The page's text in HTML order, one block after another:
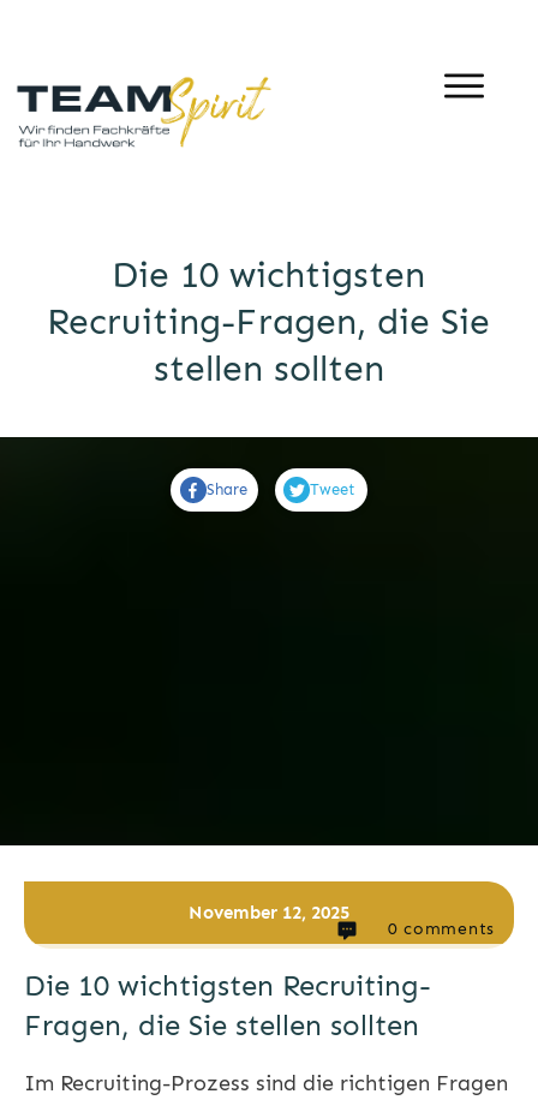
Die 10 wichtigsten
Recruiting-Fragen, die Sie
stellen sollten
Share Tweet
November 12, 2025
0 comments
Die 10 wichtigsten Recruiting-
Fragen, die Sie stellen sollten
Im Recruiting-Prozess sind die richtigen Fragen